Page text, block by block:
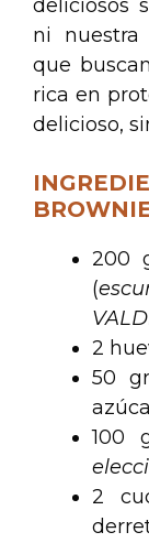
deliciosos
ni nuestra
que
rica en
delicioso,
200
(
2
50
100
2